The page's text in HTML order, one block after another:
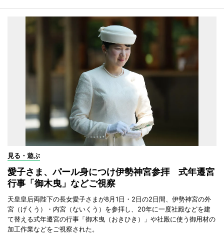
見る・遊ぶ
愛子さま、パール身につけ伊勢神宮参拝 式年遷宮
行事「御木曳」などご視察
天皇皇后両陛下の長女愛子さまが8月1日・2日の2日間、伊勢神宮の外
宮（げくう）・内宮（ないくう）を参拝し、20年に一度社殿などを建
て替える式年遷宮の行事「御木曳（おきひき）」や社殿に使う御用材の
加工作業などをご視察された。